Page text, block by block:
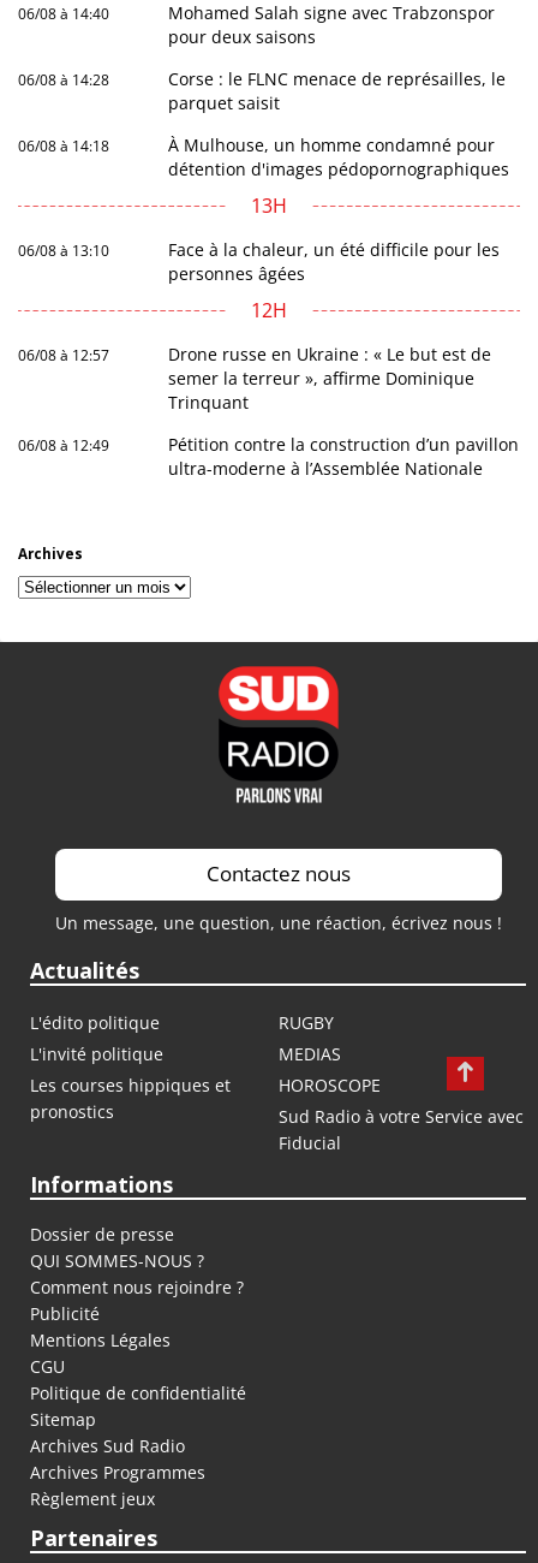
06/08 à 14:40
Mohamed Salah signe avec Trabzonspor
pour deux saisons
06/08 à 14:28
Corse : le FLNC menace de représailles, le
parquet saisit
06/08 à 14:18
À Mulhouse, un homme condamné pour
détention d'images pédopornographiques
13H
06/08 à 13:10
Face à la chaleur, un été difficile pour les
personnes âgées
12H
06/08 à 12:57
Drone russe en Ukraine : « Le but est de
semer la terreur », affirme Dominique
Trinquant
06/08 à 12:49
Pétition contre la construction d’un pavillon
ultra-moderne à l’Assemblée Nationale
Archives
Archives
Contactez nous
Un message, une question, une réaction, écrivez nous !
Actualités
L'édito politique
RUGBY
L'invité politique
MEDIAS
Les courses hippiques et
pronostics
HOROSCOPE
Sud Radio à votre Service avec
Fiducial
Informations
Dossier de presse
QUI SOMMES-NOUS ?
Comment nous rejoindre ?
Publicité
Mentions Légales
CGU
Politique de confidentialité
Sitemap
Archives Sud Radio
Archives Programmes
Règlement jeux
Partenaires